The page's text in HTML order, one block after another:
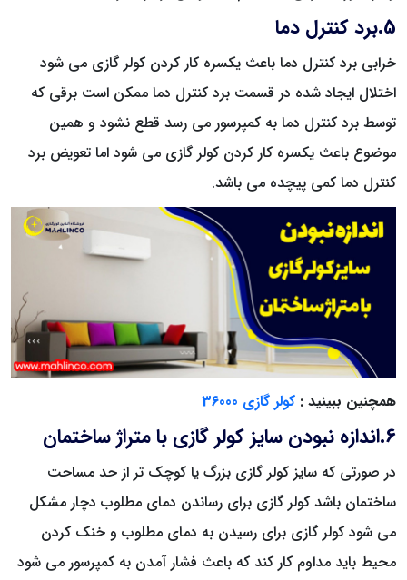
5.برد کنترل دما
خرابی برد کنترل دما باعث یکسره کار کردن کولر گازی می شود
اختلال ایجاد شده در قسمت برد کنترل دما ممکن است برقی که
توسط برد کنترل دما به کمپرسور می رسد قطع نشود و همین
موضوع باعث یکسره کار کردن کولر گازی می شود اما تعویض برد
کنترل دما کمی پیچده می باشد.
همچنین ببینید : کولر گازی 36000
6.اندازه نبودن سایز کولر گازی با متراژ ساختمان
در صورتی که سایز کولر گازی بزرگ یا کوچک تر از حد مساحت
ساختمان باشد کولر گازی برای رساندن دمای مطلوب دچار مشکل
می شود کولر گازی برای رسیدن به دمای مطلوب و خنک کردن
محیط باید مداوم کار کند که باعث فشار آمدن به کمپرسور می شود